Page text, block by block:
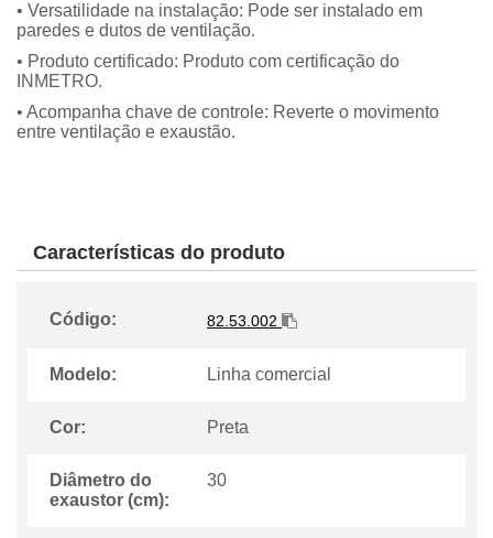
• Versatilidade na instalação: Pode ser instalado em
paredes e dutos de ventilação.
• Produto certificado: Produto com certificação do
INMETRO.
• Acompanha chave de controle: Reverte o movimento
entre ventilação e exaustão.
Características do produto
Código: 82.53.002
Modelo: Linha comercial
Cor: Preta
Diâmetro do
exaustor (cm):
30